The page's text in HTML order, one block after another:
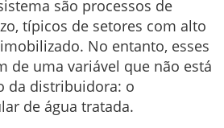
são processos de
típicos de setores com alto
No entanto, esses
de uma variável que não está
da distribuidora: o
de água tratada.